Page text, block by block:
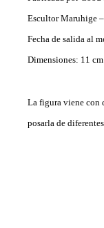
n
t
r
a
Escultor Maruhige
Fecha de salida al
Dimensiones: 11
La figura viene con
posarla de